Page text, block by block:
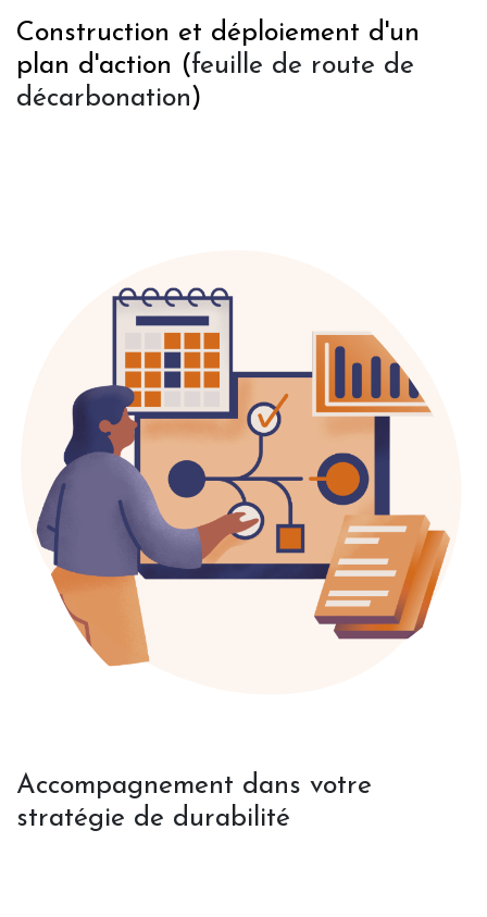
Construction et déploiement d'un
plan d'action (feuille de route de
décarbonation )
Accompagnement dans votre
stratégie de durabilité